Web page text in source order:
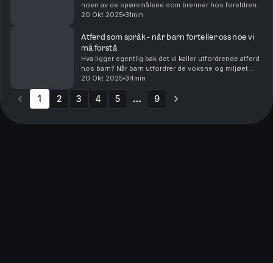
noen av de spørsmålene som brenner hos foreldrene
når de møter skolen. Likevel starter skolen ofte
20 Okt 2025 31min
Atferd som språk - når barn forteller oss noe vi
må forstå
Hva ligger egentlig bak det vi kaller utfordrende atferd
hos barn? Når barn utfordrer de voksne og miljøet
rundt seg på den ene eller andre måten. Enten ved
utfordrende atferd eller de stille barna s...
20 Okt 2025 34min
1 2 3 4 5 9